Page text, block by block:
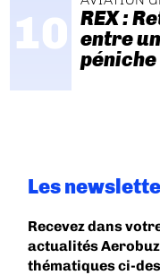
REX :
entre
péniche
Les
Recevez dans
actualités
thématiques ci-